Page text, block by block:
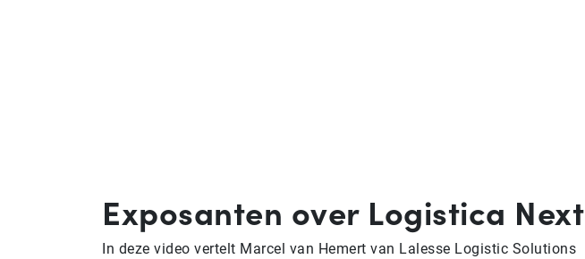
Exposanten over Logistica Next
In deze video vertelt Marcel van Hemert van Lalesse Logistic Solutions